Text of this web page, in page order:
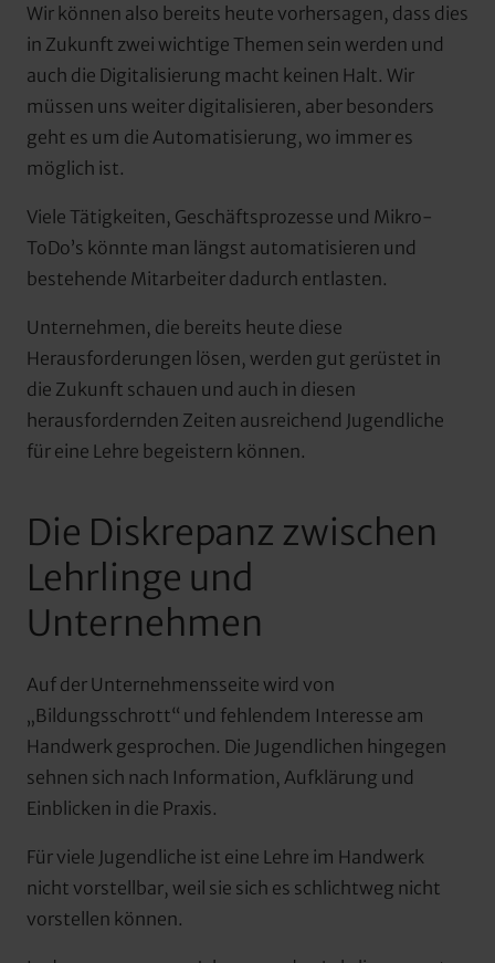
Wir können also bereits heute vorhersagen, dass dies
in Zukunft zwei wichtige Themen sein werden und
auch die Digitalisierung macht keinen Halt. Wir
müssen uns weiter digitalisieren, aber besonders
geht es um die Automatisierung, wo immer es
möglich ist.
Viele Tätigkeiten, Geschäftsprozesse und Mikro-
ToDo’s könnte man längst automatisieren und
bestehende Mitarbeiter dadurch entlasten.
Unternehmen, die bereits heute diese
Herausforderungen lösen, werden gut gerüstet in
die Zukunft schauen und auch in diesen
herausfordernden Zeiten ausreichend Jugendliche
für eine Lehre begeistern können.
Die Diskrepanz zwischen
Lehrlinge und
Unternehmen
Auf der Unternehmensseite wird von
„Bildungsschrott“ und fehlendem Interesse am
Handwerk gesprochen. Die Jugendlichen hingegen
sehnen sich nach Information, Aufklärung und
Einblicken in die Praxis.
Für viele Jugendliche ist eine Lehre im Handwerk
nicht vorstellbar, weil sie sich es schlichtweg nicht
vorstellen können.